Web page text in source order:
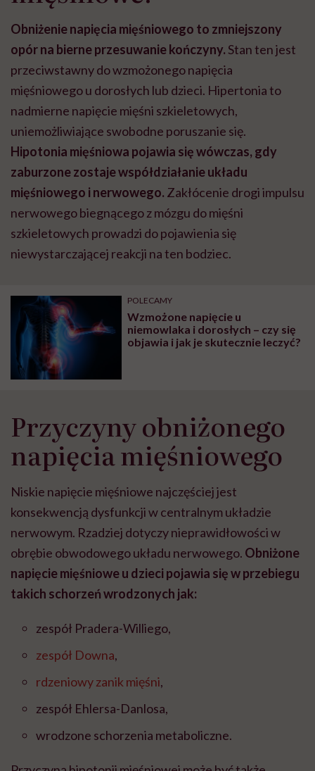
Obniżenie napięcia mięśniowego to zmniejszony
opór na bierne przesuwanie kończyny.Stan ten jest
przeciwstawny do wzmożonego napięcia
mięśniowego u dorosłych lub dzieci. Hipertonia to
nadmierne napięcie mięśni szkieletowych,
uniemożliwiające swobodne poruszanie się.
Hipotonia mięśniowa pojawia się wówczas, gdy
zaburzone zostaje współdziałanie układu
mięśniowego i nerwowego. Zakłócenie drogi impulsu
nerwowego biegnącego z mózgu do mięśni
szkieletowych prowadzi do pojawienia się
niewystarczającej reakcji na ten bodziec.
POLECAMY
Wzmożone napięcie u
niemowlaka i dorosłych – czy się
objawia i jak je skutecznie leczyć?
Przyczyny obniżonego
napięcia mięśniowego
Niskie napięcie mięśniowe najczęściej jest
konsekwencją dysfunkcji w centralnym układzie
nerwowym. Rzadziej dotyczy nieprawidłowości w
obrębie obwodowego układu nerwowego. Obniżone
napięcie mięśniowe u dzieci pojawia się w przebiegu
takich schorzeń wrodzonych jak:
zespół Pradera-Williego,
zespół Downa,
rdzeniowy zanik mięśni,
zespół Ehlersa-Danlosa,
wrodzone schorzenia metaboliczne.